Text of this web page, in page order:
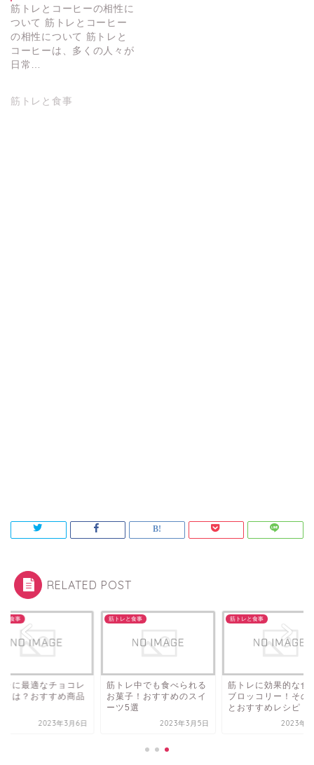
筋トレとコーヒーの相性に
ついて 筋トレとコーヒー
の相性について 筋トレと
コーヒーは、多くの人々が
日常…
筋トレと食事
RELATED POST
と食事
レに最適なチョコレ
とは？おすすめ商品
2023年3月6日
筋トレと食事
筋トレ中でも食べられる
お菓子！おすすめのスイ
ーツ5選
2023年3月5日
筋トレと食事
筋トレに効果的な食
ブロッコリー！その
とおすすめレシピ
2023年3